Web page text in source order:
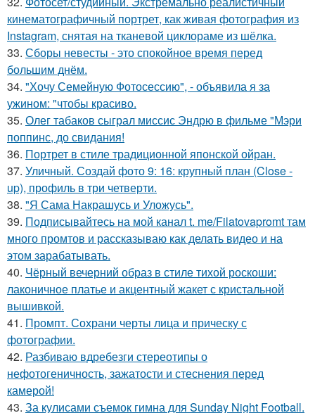
кинематографичный портрет, как живая фотография из
Instagram, снятая на тканевой циклораме из шёлка.
33. Сборы невесты - это спокойное время перед
большим днём.
34. "Хочу Семейную Фотосессию", - объявила я за
ужином: "чтобы красиво.
35. Олег табаков сыграл миссис Эндрю в фильме "Мэри
поппинс, до свидания!
36. Портрет в стиле традиционной японской ойран.
37. Уличный. Создай фото 9: 16: крупный план (Close -
up), профиль в три четверти.
38. "Я Сама Накрашусь и Уложусь".
39. Подписывайтесь на мой канал t. me/Filatovapromt там
много промтов и рассказываю как делать видео и на
этом зарабатывать.
40. Чёрный вечерний образ в стиле тихой роскоши:
лаконичное платье и акцентный жакет с кристальной
вышивкой.
41. Промпт. Сохрани черты лица и прическу с
фотографии.
42. Разбиваю вдребезги стереотипы о
нефотогеничность, зажатости и стеснения перед
камерой!
43. За кулисами съемок гимна для Sunday Night Football.